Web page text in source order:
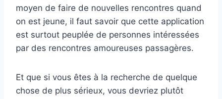
moyen de faire de nouvelles rencontres quand
on est jeune, il faut savoir que cette application
est surtout peuplée de personnes intéressées
par des rencontres amoureuses passagères.
Et que si vous êtes à la recherche de quelque
chose de plus sérieux, vous devriez plutôt